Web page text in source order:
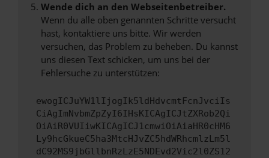
Wende dich an den Webseitenbetreiber.
Wenn du alle oben genannten Schritte versucht
hast, kontaktiere uns bitte. Wir werden
versuchen, das Problem zu beheben. Du kannst
uns diesen Text schicken, um uns bei der
Fehlersuche zu unterstützen:
ewogICJuYW1lIjogIk5ldHdvcmtFcnJvciIs
CiAgImNvbmZpZyI6IHsKICAgICJtZXRob2Qi
OiAiR0VUIiwKICAgICJ1cmwiOiAiaHR0cHM6
Ly9hcGkueC5ha3MtcHJvZC5hdWRhcmlzLm5l
dC92MS9jbGllbnRzLzE5NDEvd2Vic2l0ZS12